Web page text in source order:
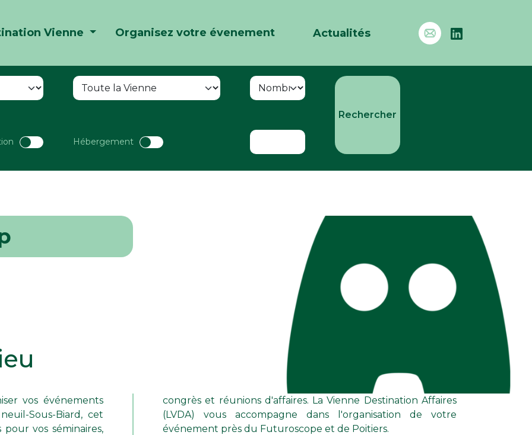
Vienne Organisez votre évenement Actualités
Hébergement
vos événements
vos séminaires,
Destination Affaires
événement près du Futuroscope et de Poitiers.